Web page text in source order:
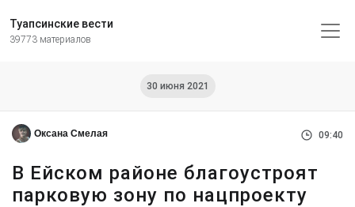
Туапсинские вести
39773 материалов
30 июня 2021
Оксана Смелая 09:40
В Ейском районе благоустроят
парковую зону по нацпроекту